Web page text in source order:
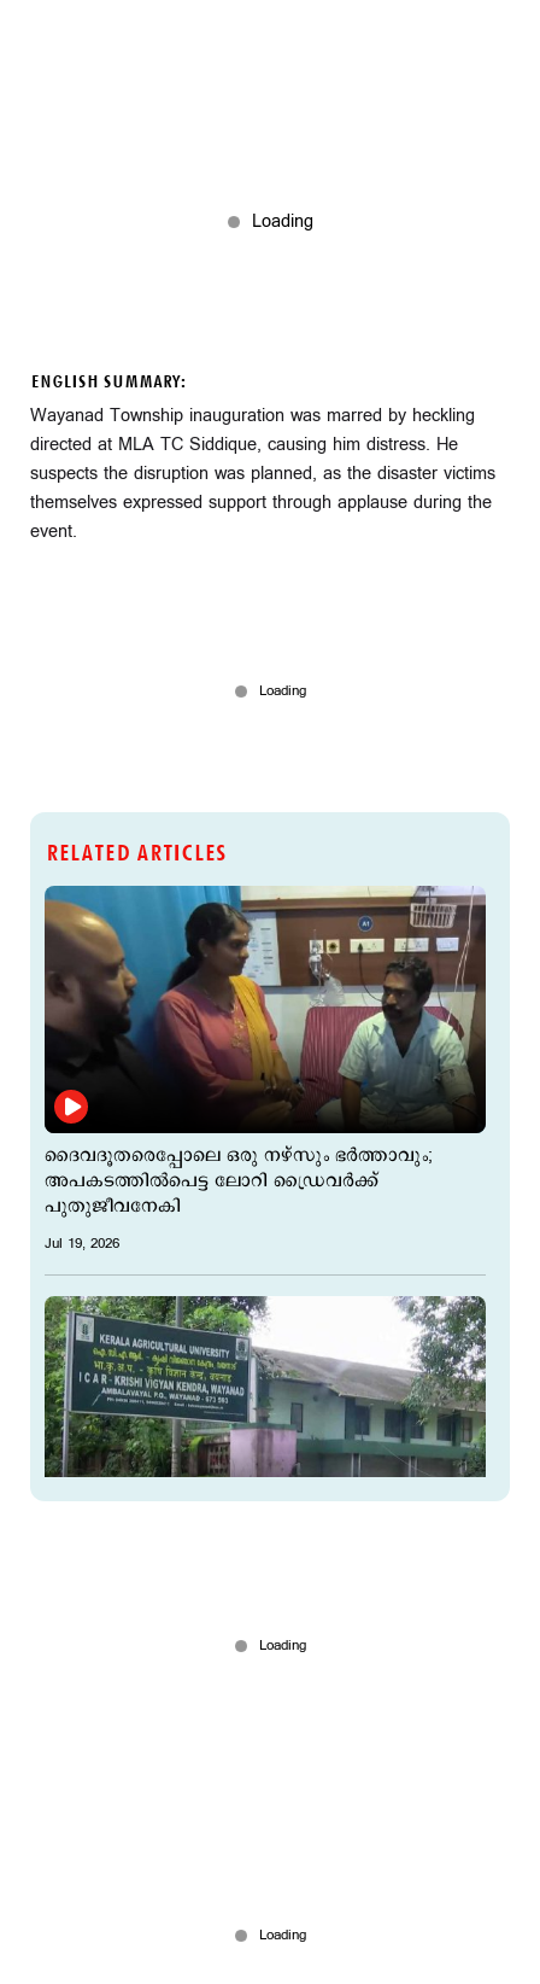
ENGLISH SUMMARY:
Wayanad Township inauguration was marred by heckling
directed at MLA TC Siddique, causing him distress. He
suspects the disruption was planned, as the disaster victims
themselves expressed support through applause during the
event.
RELATED ARTICLES
ദൈവദൂതരെപ്പോലെ ഒരു നഴ്സും ഭർത്താവും;
അപകടത്തില്‍പെട്ട ലോറി ഡ്രൈവര്‍ക്ക്
പുതുജീവനേകി
Jul 19, 2026